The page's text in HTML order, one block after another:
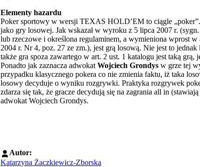
Elementy hazardu
Poker sportowy w wersji TEXAS HOLD’EM to ciągle
jako gry losowej. Jak wskazał w wyroku z 5 lipca 2007 r.
lub rzeczowe i określona regulaminem, a wymieniona wprost
2004 r. Nr 4, poz. 27 ze zm.), jest grą losową. Nie jest to
także gra spoza zawartego w art. 2 ust. 1 katalogu jest taką grą,
Ponadto jak zaznacza adwokatWojciech Grondys w grze tej
przypadku klasycznego pokera co nie zmienia faktu, iż taka
losowy decyduje o wyniku rozgrywki. Praktyka rozgrywek
zdarza się tak, że gracze decydują się na zagrania all in
adwokat Wojciech Grondys.
Autor:
Katarzyna Żaczkiewicz-Zborska